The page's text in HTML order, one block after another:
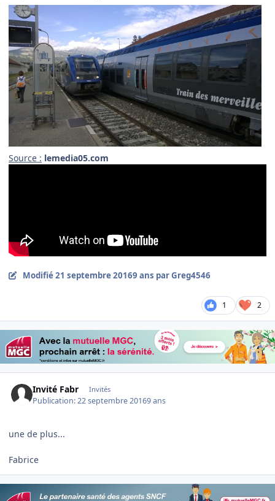
Source : lemedia05.com
Modifié21 septembre 20169 ans par Greg4546
1 2
Invité Fabr Invités
Publication:22 septembre 20169 ans
une de plus...
Fabrice